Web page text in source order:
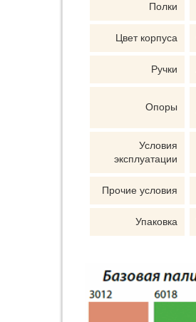
Полки
Цвет корпуса
Ручки
Опоры
Условия
эксплуатации
Прочие условия
Упаковка